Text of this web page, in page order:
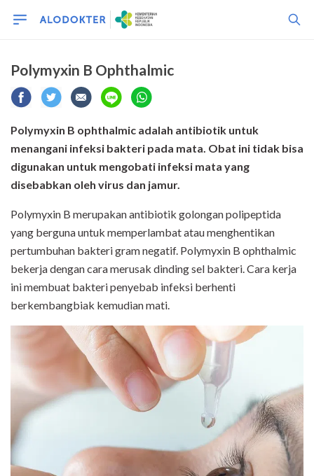
Polymyxin B Ophthalmic
Polymyxin B ophthalmic adalah antibiotik untuk
menangani infeksi bakteri pada mata. Obat ini tidak bisa
digunakan untuk mengobati infeksi mata yang
disebabkan oleh virus dan jamur.
Polymyxin B merupakan antibiotik golongan polipeptida
yang berguna untuk memperlambat atau menghentikan
pertumbuhan bakteri gram negatif. Polymyxin B ophthalmic
bekerja dengan cara merusak dinding sel bakteri. Cara kerja
ini membuat bakteri penyebab infeksi berhenti
berkembangbiak kemudian mati.